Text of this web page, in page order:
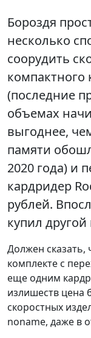
Бороздя
несколько
соорудить
компактного
(последние
объемах
выгоднее,
памяти
2020 года) и
кардридер
рублей.
купил
Должен сказать,
комплекте с
еще одним
излишеств цена
скоростных
noname, даже в